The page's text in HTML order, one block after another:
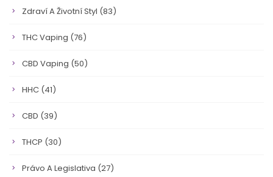
Zdraví A Životní Styl (83)
THC Vaping (76)
CBD Vaping (50)
HHC (41)
CBD (39)
THCP (30)
Právo A Legislativa (27)